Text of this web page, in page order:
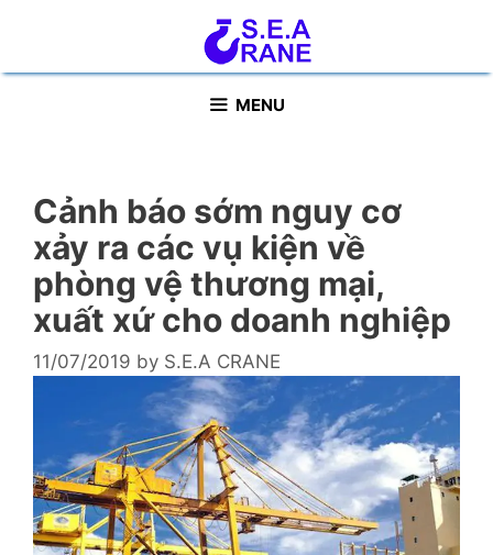
content
MENU
Cảnh báo sớm nguy cơ
xảy ra các vụ kiện về
phòng vệ thương mại,
xuất xứ cho doanh nghiệp
11/07/2019 by S.E.A CRANE